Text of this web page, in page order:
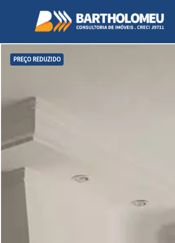
PREÇO REDUZIDO